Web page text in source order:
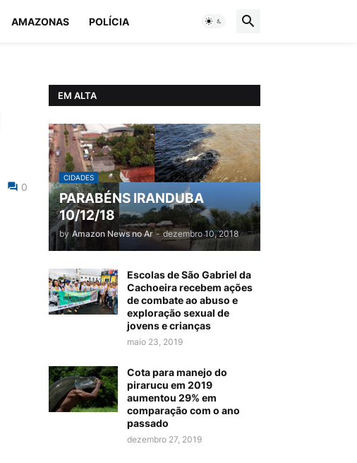
AMAZONAS POLÍCIA
0
EM ALTA
CIDADES
PARABÉNS IRANDUBA
10/12/18
by Amazon News no Ar - dezembro 10, 2018
Escolas de São Gabriel da
Cachoeira recebem ações
de combate ao abuso e
exploração sexual de
jovens e crianças
maio 23, 2019
Cota para manejo do
pirarucu em 2019
aumentou 29% em
comparação com o ano
passado
dezembro 27, 2019